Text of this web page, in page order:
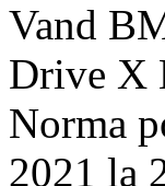
Vand
Drive X
Norma
2021 la